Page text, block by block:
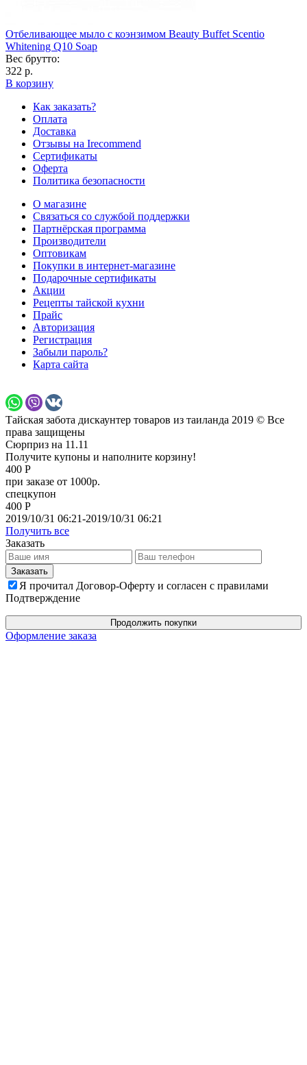
Отбеливающее мыло с коэнзимом Beauty Buffet Scentio
Whitening Q10 Soap
Вес брутто:
322 р.
В корзину
Как заказать?
Оплата
Доставка
Отзывы на Irecommend
Сертификаты
Оферта
Политика безопасности
О магазине
Связаться со службой поддержки
Партнёрская программа
Производители
Оптовикам
Покупки в интернет-магазине
Подарочные сертификаты
Акции
Рецепты тайской кухни
Прайс
Авторизация
Регистрация
Забыли пароль?
Карта сайта
Тайская забота дискаунтер товаров из таиланда 2019 © Все
права защищены
Сюрприз на 11.11
Получите купоны и наполните корзину!
400 Р
при заказе от 1000р.
спецкупон
400 Р
2019/10/31 06:21-2019/10/31 06:21
Получить все
Заказать
Я прочитал Договор-Оферту и согласен с правилами
Подтверждение
Продолжить покупки
Оформление заказа